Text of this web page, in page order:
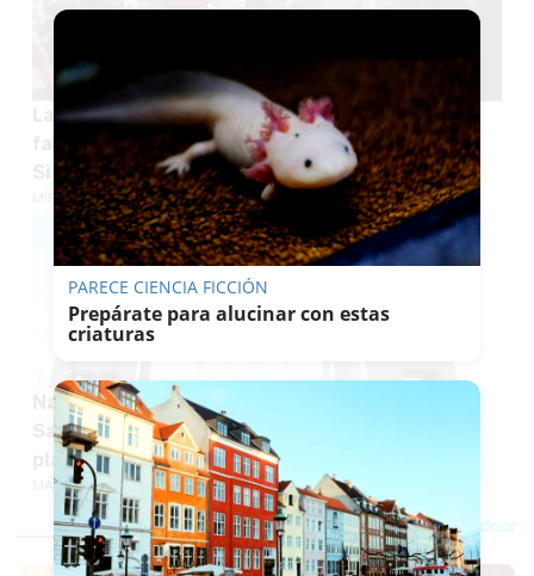
La "pequeña Sevilla" de la costa gaditana:
familias, décadas de veraneo y una 'calle
Sierpes' junto al mar
MÍRIAM BOCANEGRA
Navantia amplía plantilla en la Bahía de Cádiz:
San Fernando concentra la mayoría de las 46
plazas ofertadas
MARÍA CRISOL
PARECE CIENCIA FICCIÓN
Prepárate para alucinar con estas
criaturas